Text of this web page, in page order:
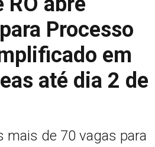
Processo
em
até dia 2 de
mais de 70 vagas para